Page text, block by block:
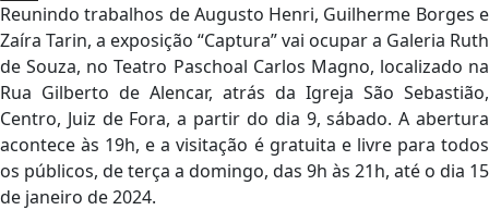
Reunindo trabalhos de Augusto Henri, Guilherme Borges e
Zaíra Tarin, a exposição “Captura” vai ocupar a Galeria Ruth
de Souza, no Teatro Paschoal Carlos Magno, localizado na
Rua Gilberto de Alencar, atrás da Igreja São Sebastião,
Centro, Juiz de Fora, a partir do dia 9, sábado. A abertura
acontece às 19h, e a visitação é gratuita e livre para todos
os públicos, de terça a domingo, das 9h às 21h, até o dia 15
de janeiro de 2024.